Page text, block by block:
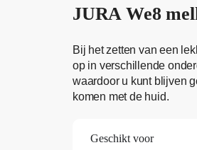
JURA We8
Bij het zetten van een
op in verschillende
waardoor u kunt blijven
komen met de huid.
Geschikt voor